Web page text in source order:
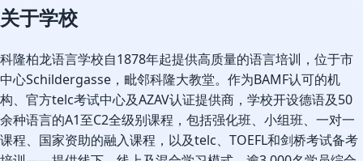
关于学校
科隆柏龙语言学校自1878年起提供高质量的语言培训，位于市
中心Schildergasse，毗邻科隆大教堂。作为BAMF认可的机
构、官方telc考试中心及AZAV认证提供商，学校开设德语及50
余种语言的A1至C2全级别课程，包括强化班、小组班、一对一
课程、国家资助的融入课程，以及telc、TOEFL和剑桥考试备考